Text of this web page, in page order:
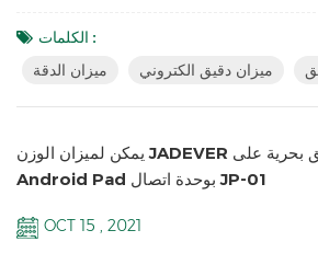
1/60،000 ميزان دقيق لمعدات المعامل المدرسية شاشة LCD بإضاءة
والمحول في الوضع المزدوج لتجنب عدم استقرار
المرشح للوزن تحت...
الكلمات :
ميزان الدقة
ميزان دقيق الكتروني
يمكن لميزان الوزن JADEVER تحرير الملصق بحرية على
Android Pad بوحدة اتصال JP-01
OCT 15 , 2021